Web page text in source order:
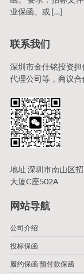
业保函、或 […]
联系我们
深圳市金仕铭投资
代理公司等，商议合
地址 深圳市南山区
大厦C座502A
网站导航
公司介绍
投标保函
履约保函 预付款保函